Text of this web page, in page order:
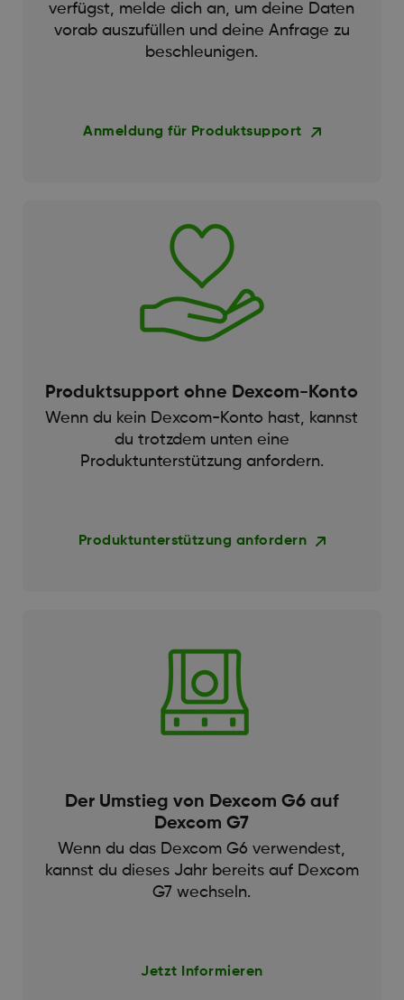
verfügst, melde dich an, um deine Daten
vorab auszufüllen und deine Anfrage zu
beschleunigen.
Anmeldung für Produktsupport
Produktsupport ohne Dexcom-Konto
Wenn du kein Dexcom-Konto hast, kannst
du trotzdem unten eine
Produktunterstützung anfordern.
Produktunterstützung anfordern
Der Umstieg von Dexcom G6 auf
Dexcom G7
Wenn du das Dexcom G6 verwendest,
kannst du dieses Jahr bereits auf Dexcom
G7 wechseln.
Jetzt Informieren